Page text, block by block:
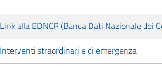
Link alla BDNCP (Banca Dati Nazionale dei
Interventi straordinari e di emergenza